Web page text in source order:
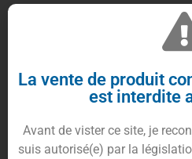
Mon N° de colis (13
La vente de produit
est interdite
Avant de vister ce site, je
suis autorisé(e) par la